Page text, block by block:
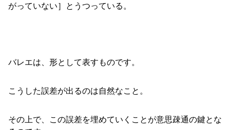
がっていない］とうつっている。
バレエは、形として表すものです。
こうした誤差が出るのは自然なこと。
その上で、この誤差を埋めていくことが意思疎通の鍵とな